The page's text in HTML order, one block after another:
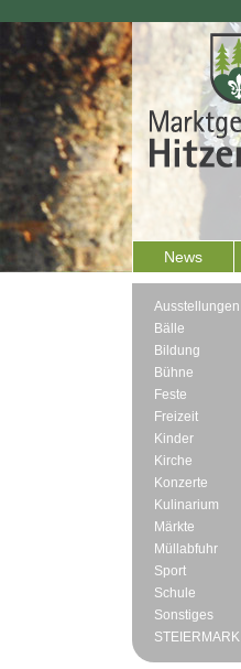
News
Ausstellungen
Bälle
Bildung
Bühne
Feste
Freizeit
Kinder
Kirche
Konzerte
Kulinarium
Märkte
Müllabfuhr
Sport
Schule
Sonstiges
STEIERMARK